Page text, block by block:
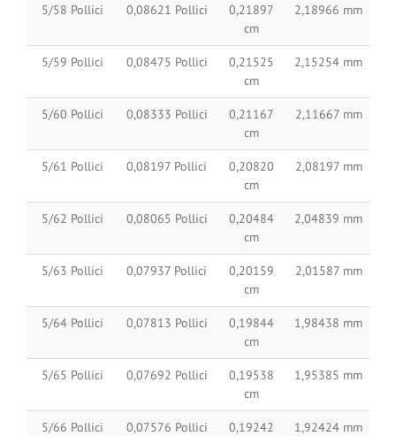
5/58 Pollici 0,08621 Pollici
0,21897
cm
2,18966 mm
5/59 Pollici 0,08475 Pollici
0,21525
cm
2,15254 mm
5/60 Pollici 0,08333 Pollici
0,21167
cm
2,11667 mm
5/61 Pollici 0,08197 Pollici
0,20820
cm
2,08197 mm
5/62 Pollici 0,08065 Pollici
0,20484
cm
2,04839 mm
5/63 Pollici 0,07937 Pollici
0,20159
cm
2,01587 mm
5/64 Pollici 0,07813 Pollici
0,19844
cm
1,98438 mm
5/65 Pollici 0,07692 Pollici
0,19538
cm
1,95385 mm
5/66 Pollici 0,07576 Pollici
0,19242
1,92424 mm